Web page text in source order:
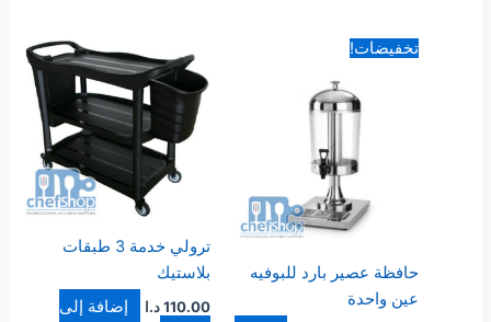
تخفيضات!
حافظة عصير بارد للبوفيه
عين واحدة
السعر
الأصلي
هو:
80.00 د.ا.
ترولي خدمة 3 طبقات
بلاستيك
110.00د.ا
إضافة إلى